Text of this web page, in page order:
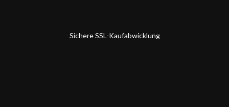
Sichere SSL-Kaufabwicklung